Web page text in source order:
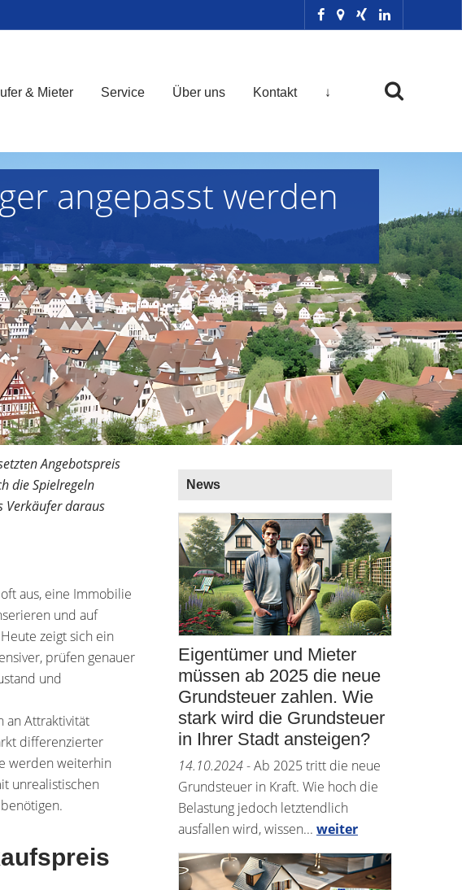
& Mieter Service Über uns Kontakt ↓
angepasst werden
Angebotspreis
die Spielregeln
Verkäufer daraus
aus, eine Immobilie
und auf
zeigt sich ein
prüfen genauer
und
an Attraktivität
differenzierter
werden weiterhin
unrealistischen
News
Eigentümer und Mieter
müssen ab 2025 die neue
Grundsteuer zahlen. Wie
stark wird die Grundsteuer
in Ihrer Stadt ansteigen?
14.10.2024- Ab 2025 tritt die neue
Grundsteuer in Kraft. Wie hoch die
Belastung jedoch letztendlich
ausfallen wird, wissen... weiter